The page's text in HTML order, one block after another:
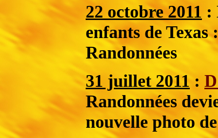
22 octobre 2011 :
enfants de Texas
Randonnées
31 juillet 2011:
Randonnées
nouvelle photo